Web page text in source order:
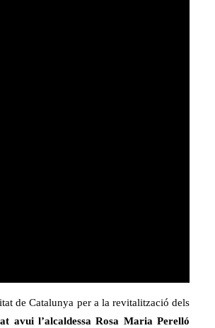
de Catalunya per a la revitalització dels
avui l’alcaldessa Rosa Maria Perelló